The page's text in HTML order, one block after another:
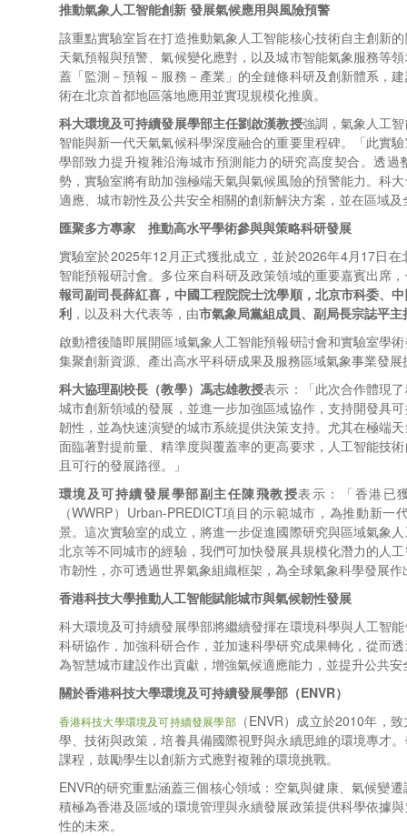
推動氣象人工智能創新 發展氣候應用與風險預警
該重點實驗室旨在打造推動氣象人工智能核心技術自主創新
天氣預報與預警、氣候變化應對，以及城市智能氣象服務等
蓋「監測－預報－服務－產業」的全鏈條科研及創新體系，
術在北京首都地區落地應用並實現規模化推廣。
科大環境及可持續發展學部主任劉啟漢教授強調，氣象人工
智能與新一代天氣氣候科學深度融合的重要里程碑。「此實
學部致力提升複雜沿海城市預測能力的研究高度契合。透
勢，實驗室將有助加強極端天氣與氣候風險的預警能力。科
適應、城市韌性及公共安全相關的創新解決方案，並在區域
匯聚多方專家 推動高水平學術參與與策略科研發展
實驗室於2025年12月正式獲批成立，並於2026年4月17日
智能預報研討會。多位來自科研及政策領域的重要嘉賓出席
報司副司長薛紅喜，中國工程院院士沈學順，北京市科委、
利，以及科大代表等，由市氣象局黨組成員、副局長宗誌平主
啟動禮後隨即展開區域氣象人工智能預報研討會和實驗室學
集聚創新資源、產出高水平科研成果及服務區域氣象事業發
科大協理副校長（教學）馮志雄教授表示：「此次合作體現
城市創新領域的發展，並進一步加強區域協作，支持開發具
韌性，並為快速演變的城市系統提供決策支持。尤其在極端
面臨著對提前量、精準度與覆蓋率的更高要求，人工智能技
且可行的發展路徑。」
環境及可持續發展學部副主任陳飛教授表示：「香港已
（WWRP）Urban-PREDICT項目的示範城市，為推動新
景。這次實驗室的成立，將進一步促進國際研究與區域氣象
北京等不同城市的經驗，我們可加快發展具規模化潛力的人
市韌性，亦可透過世界氣象組織框架，為全球氣象科學發展作
香港科技大學推動人工智能賦能城市與氣候韌性發展
科大環境及可持續發展學部將繼續發揮在環境科學與人工智
科研協作，加強科研合作，並加速科學研究成果轉化，從而
為智慧城市建設作出貢獻，增強氣候適應能力，並提升公共安
關於香港科技大學環境及可持續發展學部（ENVR）
香港科技大學環境及可持續發展學部（ENVR）成立於2010年，
學、技術與政策，培養具備國際視野與永續思維的環境專才
課程，鼓勵學生以創新方式應對複雜的環境挑戰。
ENVR的研究重點涵蓋三個核心領域：空氣與健康、氣候變
積極為香港及區域的環境管理與永續發展政策提供科學依據
性的未來。